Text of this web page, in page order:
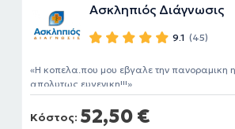
Ασκληπιός Διάγνωσις
9.1 (45)
Κόστος: 52,50 €
Η κοπελα.που μου εβγαλε την πανοραμικη
απολυτως ευγενικη!!!